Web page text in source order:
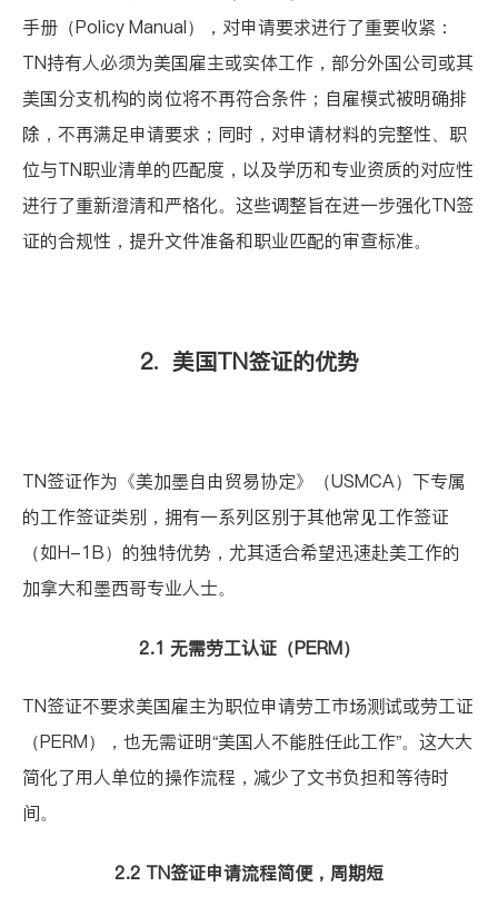
手册（Policy Manual），对申请要求进行了重要收紧：
TN持有人必须为美国雇主或实体工作，部分外国公司或其
美国分支机构的岗位将不再符合条件；自雇模式被明确排
除，不再满足申请要求；同时，对申请材料的完整性、职
位与TN职业清单的匹配度，以及学历和专业资质的对应性
进行了重新澄清和严格化。这些调整旨在进一步强化TN签
证的合规性，提升文件准备和职业匹配的审查标准。
2. 美国TN签证的优势
TN签证作为《美加墨自由贸易协定》（USMCA）下专属
的工作签证类别，拥有一系列区别于其他常见工作签证
（如H-1B）的独特优势，尤其适合希望迅速赴美工作的
加拿大和墨西哥专业人士。
2.1 无需劳工认证（PERM）
TN签证不要求美国雇主为职位申请劳工市场测试或劳工证
（PERM）
，也无需证明“美国人不能胜任此工作”。这大大
简化了用人单位的操作流程，减少了文书负担和等待时
间。
2.2 TN签证申请流程简便，周期短